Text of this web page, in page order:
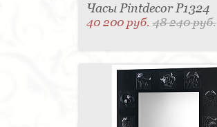
Часы Pintdecor P1324
40 200 руб.48 240 руб.